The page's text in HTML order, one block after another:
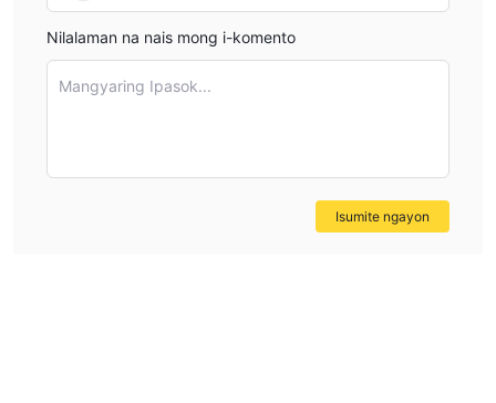
Nilalaman na nais mong i-komento
Mangyaring Ipasok...
Isumite ngayon